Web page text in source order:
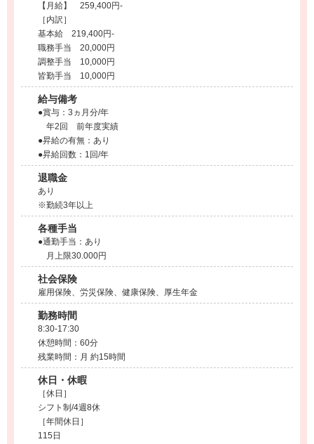
【月給】 259,400円-
［内訳］
基本給 219,400円-
職務手当 20,000円
調整手当 10,000円
皆勤手当 10,000円
給与備考
●賞与：3ヵ月分/年
年2回 前年度実績
●昇給の有無：あり
●昇給回数：1回/年
退職金
あり
※勤続3年以上
各種手当
●通勤手当：あり
月上限30.000円
社会保険
雇用保険、労災保険、健康保険、厚生年金
勤務時間
8:30-17:30
休憩時間：60分
残業時間：月 約15時間
休日・休暇
［休日］
シフト制/4週8休
［年間休日］
115日